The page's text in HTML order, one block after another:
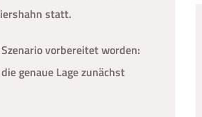
statt.
vorbereitet worden:
genaue Lage zunächst